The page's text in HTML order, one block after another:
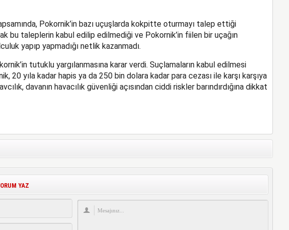
Pokornik’in bazı uçuşlarda kokpitte oturmayı talep ettiği
bu taleplerin kabul edilip edilmediği ve Pokornik’in fiilen bir uçağın
yapıp yapmadığı netlik kazanmadı.
tutuklu yargılanmasına karar verdi. Suçlamaların kabul edilmesi
20 yıla kadar hapis ya da 250 bin dolara kadar para cezası ile karşı karşıya
davanın havacılık güvenliği açısından ciddi riskler barındırdığına dikkat
YAZ